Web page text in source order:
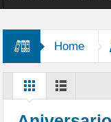
Home